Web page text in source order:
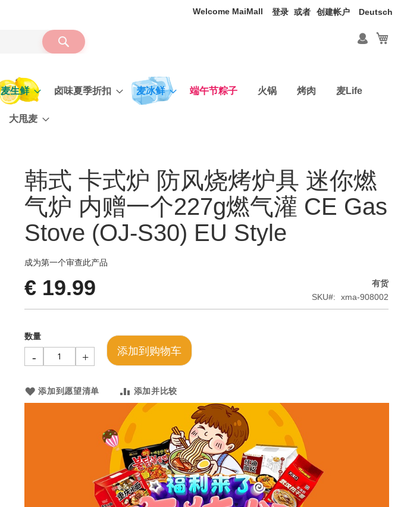
语
Deutsch
Welcome MaiMall 登录 创建帐户
搜
麦生鲜 卤味夏季折扣 麦冰鲜 端午节粽子 火锅 烤肉 麦Life
大甩麦
韩式 卡式炉 防风烧烤炉具 迷你燃
气炉 内赠一个227g燃气灌 CE Gas
Stove (OJ-S30) EU Style
成为第一个审查此产品
€ 19.99
有货
SKU
xma-908002
数量
- + 添加到购物车
添加到愿望清单 添加并比较